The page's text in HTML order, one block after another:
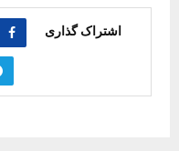
اشتراک گذاری